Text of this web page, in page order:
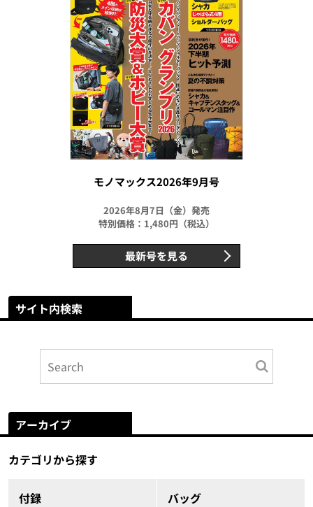
モノマックス2026年9月号
2026年8月7日（金）発売
特別価格：1,480円（税込）
最新号を見る
サイト内検索
アーカイブ
カテゴリから探す
付録 バッグ